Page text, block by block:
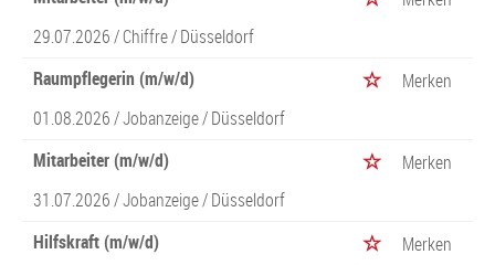
29.07.2026 /Chiffre/ Düsseldorf
Raumpflegerin (m/w/d)
Merken
01.08.2026 /Jobanzeige/ Düsseldorf
Mitarbeiter (m/w/d)
Merken
31.07.2026 /Jobanzeige/ Düsseldorf
Hilfskraft (m/w/d)
Merken